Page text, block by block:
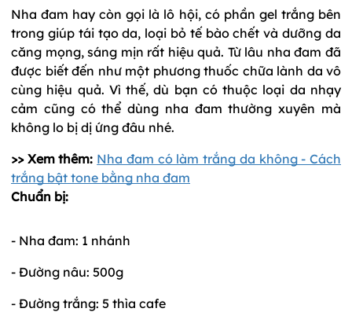
Nha đam hay còn gọi là lô hội, có phần gel trắng bên
trong giúp tái tạo da, loại bỏ tế bào chết và dưỡng da
căng mọng, sáng mịn rất hiệu quả. Từ lâu nha đam đã
được biết đến như một phương thuốc chữa lành da vô
cùng hiệu quả. Vì thế, dù bạn có thuộc loại da nhạy
cảm cũng có thể dùng nha đam thường xuyên mà
không lo bị dị ứng đâu nhé.
>> Xem thêm: Nha đam có làm trắng da không - Cách
trắng bật tone bằng nha đam
Chuẩn bị:
- Nha đam: 1 nhánh
- Đường nâu: 500g
- Đường trắng: 5 thìa cafe